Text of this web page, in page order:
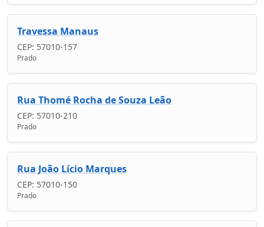
Travessa Manaus
CEP: 57010-157
Prado
Rua Thomé Rocha de Souza Leão
CEP: 57010-210
Prado
Rua João Lício Marques
CEP: 57010-150
Prado